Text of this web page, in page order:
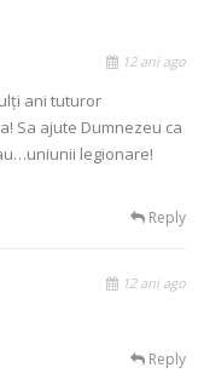
12 ani ago
ani tuturor
Sa ajute Dumnezeu ca
legionare!
Reply
12 ani ago
Reply